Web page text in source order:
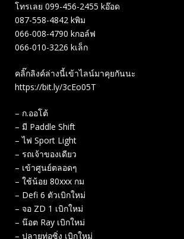
โทรเลย 099-456-2455 kอ๊อด
087-558-4842 kพิม
066-008-4790 kกอล์ฟ
066-010-3226 kเล็ก
คลิ๊กลิงค์ล่างนี้เข้าไลน์มาคุยกันนะ
https://bit.ly/3cEo05T
– ก.ออโต้
– มี Paddle Shift
– ไฟ Sport Light
– รถเจ้าของเดียว
– เข้าศูนย์ตลอดๆ
– ใช้น้อย 80xxx กม
– Defi 6 ตัวเบิกใหม่
– จอ ZD 1 เบิกใหม่
– น๊อต Ray เบิกใหม่
– ปลายท่อซิ่ง เบิกใหม่